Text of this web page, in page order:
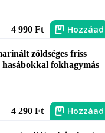
4 990 Ft Hozzáad
zöldséges friss
fokhagymás
4 290 Ft Hozzáad